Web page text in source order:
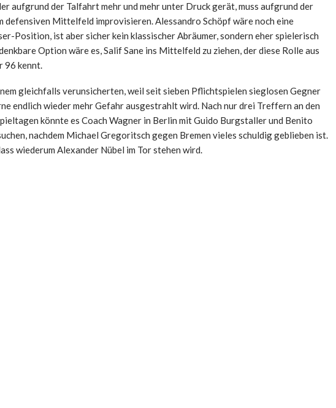
aufgrund der Talfahrt mehr und mehr unter Druck gerät, muss aufgrund der
defensiven Mittelfeld improvisieren. Alessandro Schöpf wäre noch eine
Position, ist aber sicher kein klassischer Abräumer, sondern eher spielerisch
Option wäre es, Salif Sane ins Mittelfeld zu ziehen, der diese Rolle aus
96 kennt.
gleichfalls verunsicherten, weil seit sieben Pflichtspielen sieglosen Gegner
endlich wieder mehr Gefahr ausgestrahlt wird. Nach nur drei Treffern an den
könnte es Coach Wagner in Berlin mit Guido Burgstaller und Benito
nachdem Michael Gregoritsch gegen Bremen vieles schuldig geblieben ist.
wiederum Alexander Nübel im Tor stehen wird.